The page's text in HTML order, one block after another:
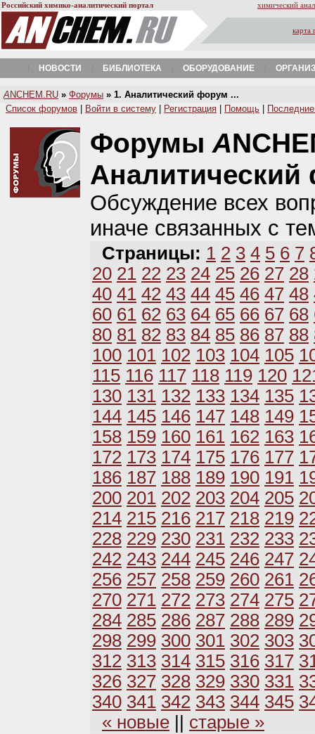
Российский химико-аналитический портал химический
карта
НОВОСТИ БИБЛИОТЕКА ОБОРУДОВАНИЕ
A NCHEM.RU » Форумы » 1. Аналитический форум ...
Список форумов
Войти в систему Регистрация Помощь
Форумы A
Обсуждение всех
иначе связанных с
Страницы: 1 2 3 4 5 6 7
20 21 22 23 24 25 26 27 28
40 41 42 43 44 45 46 47 48
60 61 62 63 64 65 66 67 68
80 81 82 83 84 85 86 87 88
100 101 102 103 104 105
115 116 117 118 119 120
130 131 132 133 134 135
144 145 146 147 148 149
158 159 160 161 162 163
172 173 174 175 176 177
186 187 188 189 190 191
200 201 202 203 204 205
214 215 216 217 218 219
228 229 230 231 232 233
242 243 244 245 246 247
256 257 258 259 260 261
270 271 272 273 274 275
284 285 286 287 288 289
298 299 300 301 302 303
312 313 314 315 316 317
326 327 328 329 330 331
340 341 342 343 344 345
« новые
старые »